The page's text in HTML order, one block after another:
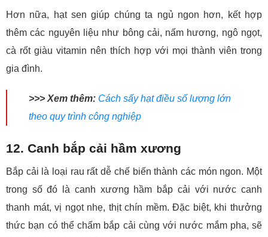
Hơn nữa, hạt sen giúp chúng ta ngủ ngon hơn, kết hợp
thêm các nguyên liệu như bông cải, nấm hương, ngô ngọt,
cà rốt giàu vitamin nên thích hợp với mọi thành viên trong
gia đình.
>>> Xem thêm: Cách sấy hạt điều số lượng lớn
theo quy trình công nghiệp
12. Canh bắp cải hầm xương
Bắp cải là loại rau rất dễ chế biến thành các món ngon. Một
trong số đó là canh xương hầm bắp cải với nước canh
thanh mát, vị ngọt nhẹ, thịt chín mềm. Đặc biệt, khi thưởng
thức bạn có thể chấm bắp cải cùng với nước mắm pha, sẽ